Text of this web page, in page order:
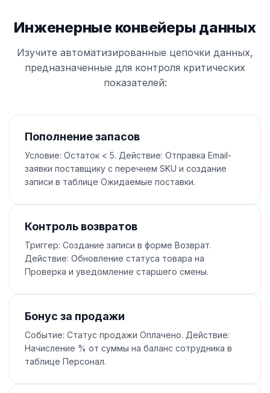
Инженерные конвейеры данных
Изучите автоматизированные цепочки данных,
предназначенные для контроля критических
показателей:
Пополнение запасов
Условие: Остаток < 5. Действие: Отправка Email-
заявки поставщику с перечнем SKU и создание
записи в таблице Ожидаемые поставки.
Контроль возвратов
Триггер: Создание записи в форме Возврат.
Действие: Обновление статуса товара на
Проверка и уведомление старшего смены.
Бонус за продажи
Событие: Статус продажи Оплачено. Действие:
Начисление % от суммы на баланс сотрудника в
таблице Персонал.